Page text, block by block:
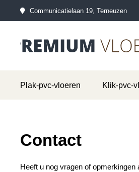
Communicatielaan 19, Terneuzen
Plak-pvc-vloeren Klik-pvc-
Contact
Heeft u nog vragen of